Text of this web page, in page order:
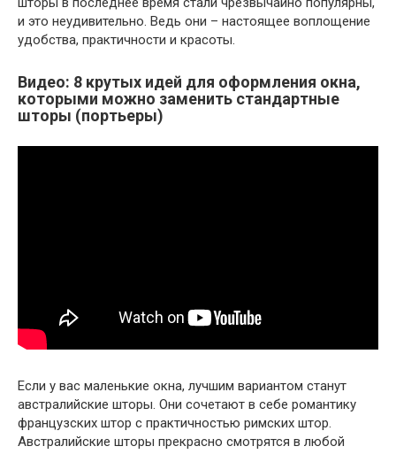
и это неудивительно. Ведь они – настоящее воплощение
удобства, практичности и красоты.
Видео: 8 крутых идей для оформления окна,
которыми можно заменить стандартные
шторы (портьеры)
Если у вас маленькие окна, лучшим вариантом станут
австралийские шторы. Они сочетают в себе романтику
французских штор с практичностью римских штор.
Австралийские шторы прекрасно смотрятся в любой